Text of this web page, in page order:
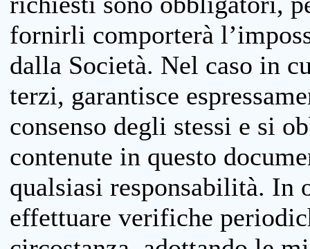
fornirli comporterà
dalla Società. Nel caso in
terzi, garantisce
consenso degli stessi e si
contenute in questo
qualsiasi responsabilità. In
effettuare verifiche